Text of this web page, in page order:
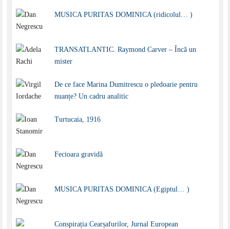
MUSICA PURITAS DOMINICA (ridicolul… )
TRANSATLANTIC. Raymond Carver – Încă un
mister
De ce face Marina Dumitrescu o pledoarie pentru
nuanțe? Un cadru analitic
Turtucaia, 1916
Fecioara gravidă
MUSICA PURITAS DOMINICA (Egiptul… )
Conspirația Cearșafurilor, Jurnal European